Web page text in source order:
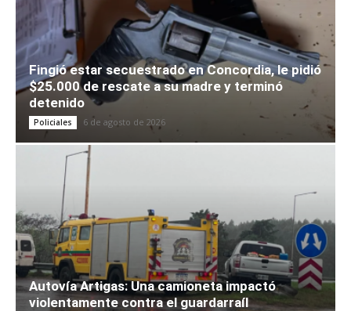
Fingió estar secuestrado en Concordia, le pidió
$25.000 de rescate a su madre y terminó
detenido
Policiales 6 de agosto de 2026
Autovía Artigas: Una camioneta impactó
violentamente contra el guardarraíl